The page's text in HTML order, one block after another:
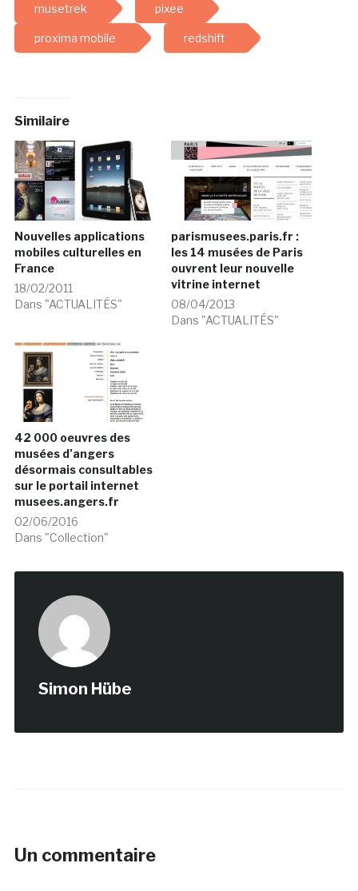
musetrek pixee
proxima mobile redshift
Similaire
Nouvelles applications
mobiles culturelles en
France
18/02/2011
Dans "ACTUALITÉS"
parismusees.paris.fr :
les 14 musées de Paris
ouvrent leur nouvelle
vitrine internet
08/04/2013
Dans "ACTUALITÉS"
42 000 oeuvres des
musées d’angers
désormais consultables
sur le portail internet
musees.angers.fr
02/06/2016
Dans "Collection"
Simon Hübe
Un commentaire